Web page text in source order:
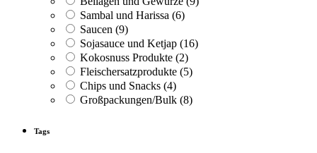
Sambal und Harissa (6)
Saucen (9)
Sojasauce und Ketjap (16)
Kokosnuss Produkte (2)
Fleischersatzprodukte (5)
Chips und Snacks (4)
Großpackungen/Bulk (8)
Tags